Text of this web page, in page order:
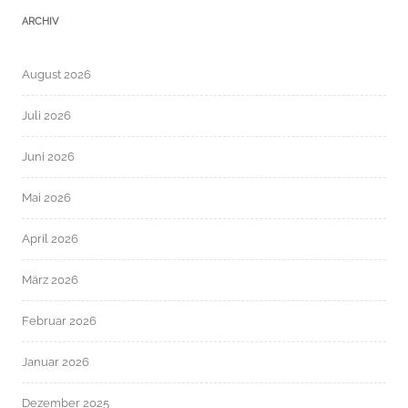
ARCHIV
August 2026
Juli 2026
Juni 2026
Mai 2026
April 2026
März 2026
Februar 2026
Januar 2026
Dezember 2025